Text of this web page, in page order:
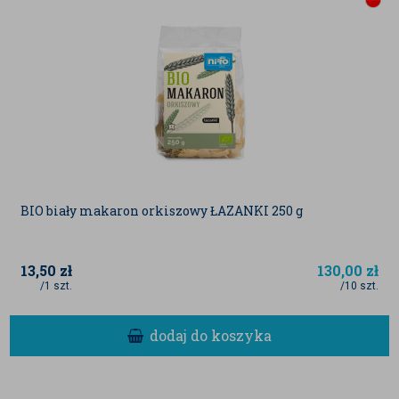
BIO biały makaron orkiszowy ŁAZANKI 250 g
13,50 zł
/1 szt.
130,00 zł
/10 szt.
dodaj do koszyka